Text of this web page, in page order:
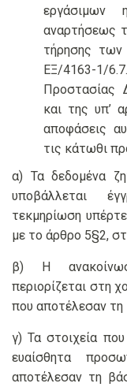
αναρτήσεως
τήρησης
ΕΞ/4163-
Προστασίας
και της υπ’
αποφάσεις
τις κάτωθι
α) Τα δεδομένα
υποβάλλεται
τεκμηρίωση
με το άρθρο 5§2,
β) Η
περιορίζεται στη
που αποτέλεσαν τη
γ) Τα στοιχεία
ευαίσθητα
αποτέλεσαν τη